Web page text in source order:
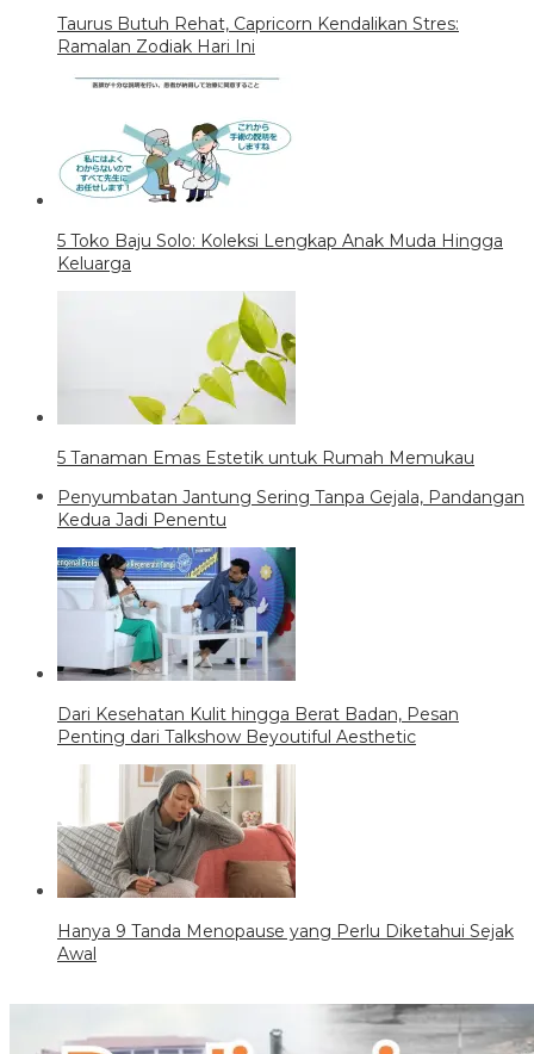
Taurus Butuh Rehat, Capricorn Kendalikan Stres:
Ramalan Zodiak Hari Ini
5 Toko Baju Solo: Koleksi Lengkap Anak Muda Hingga
Keluarga
5 Tanaman Emas Estetik untuk Rumah Memukau
Penyumbatan Jantung Sering Tanpa Gejala, Pandangan
Kedua Jadi Penentu
Dari Kesehatan Kulit hingga Berat Badan, Pesan
Penting dari Talkshow Beyoutiful Aesthetic
Hanya 9 Tanda Menopause yang Perlu Diketahui Sejak
Awal